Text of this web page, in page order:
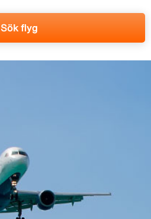
Sök flyg